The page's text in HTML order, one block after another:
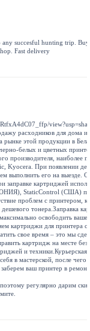
succesful hunting trip.
Fast delivery
расходников для дома
этой продукции в
белых и цветных
производителя, наиболее
Kyocera. При появлении
выполнить его на выезде.
заправке картриджей
StaticControl (США)
проблем с принтером,
тонера.Заправка
освободить ваше
картриджи для принтера
свое время – это мы
картридж на месте без
и техники.Курьерская
в мастерской, после чего
ваш принтер в
регулярно дарим